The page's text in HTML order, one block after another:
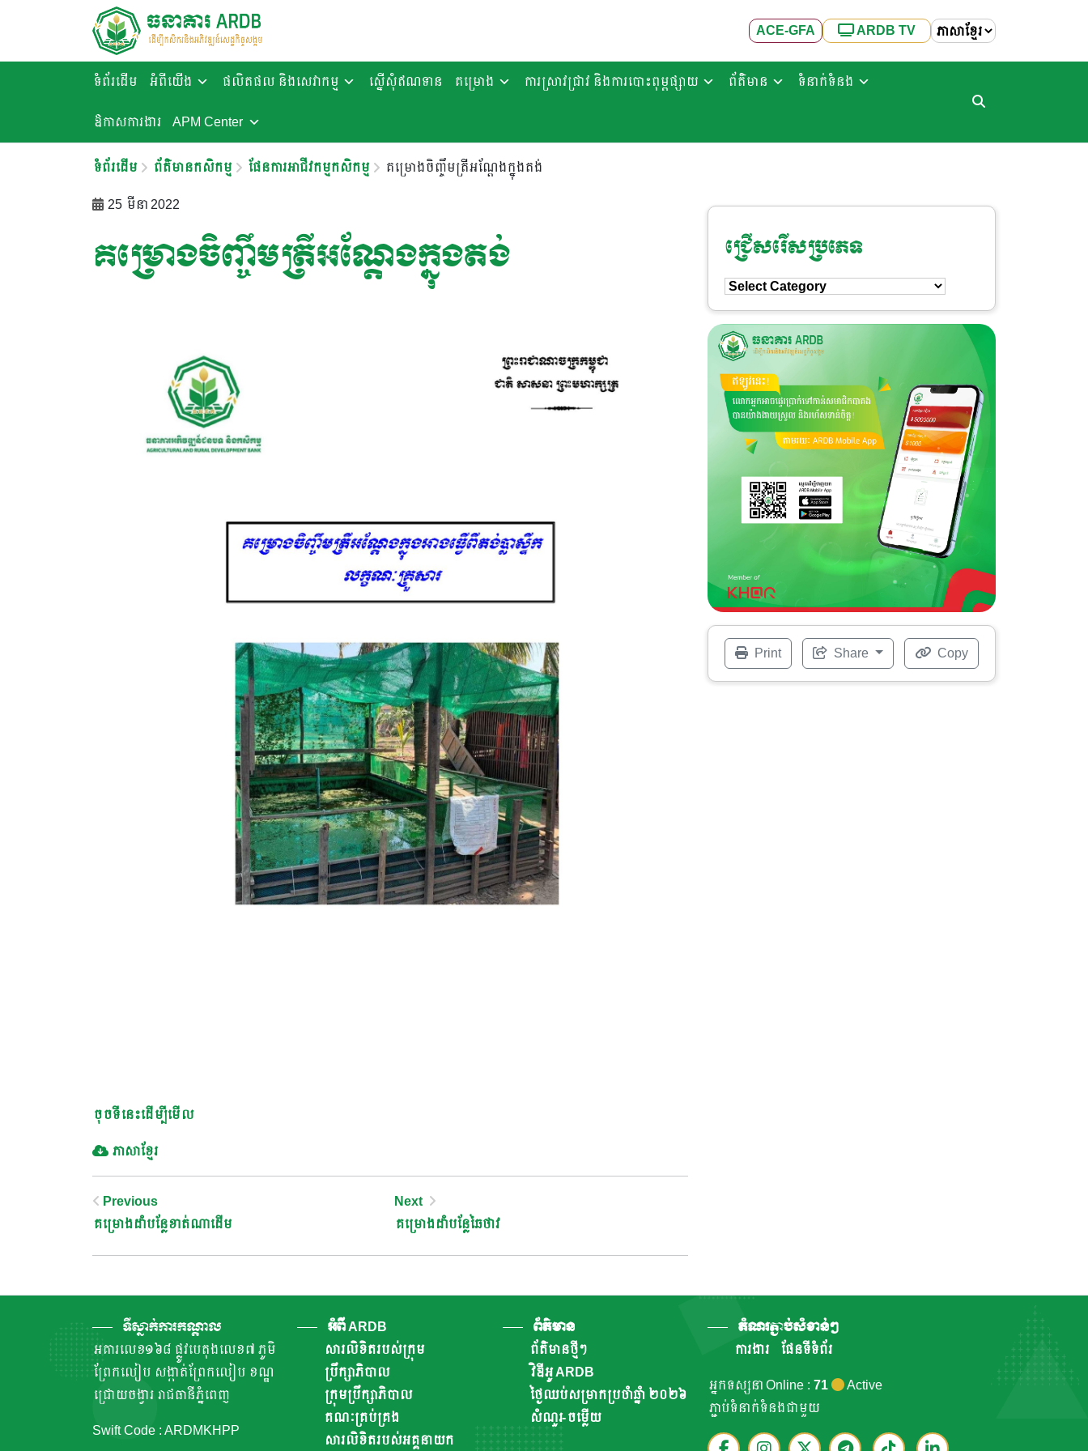
ACE-GFA ARDB TV
ទំព័រដើម អំពីយើង ផលិតផល និងសេវាកម្ម ស្នើសុំឥណទាន គម្រោង ការស្រាវជ្រាវ និងការបោះពុម្ពផ្សាយ ព័ត៌មាន ទំនាក់ទំនង
ឱកាសការងារ​ APM Center
ទំព័រដើម ព័ត៌មានកសិកម្ម ផែនការអាជីវកម្មកសិកម្ម គម្រោងចិញ្ចឹមត្រីអណ្តែងក្នុងតង់
25 មីនា 2022
គម្រោងចិញ្ចឹមត្រីអណ្តែងក្នុងតង់
ចុចទីនេះដើម្បីមើល
ភាសាខ្មែរ
Post
Navigation
Previous
គម្រោងដាំបន្លែខាត់ណាដើម
Next
គម្រោងដាំបន្លែឆៃថាវ
ជ្រើសរើសប្រភេទ
ជ្រើសរើស
ប្រភេទ
Print Share Copy
ទីស្នាក់ការកណ្តាល
អគារលេខ១៦៨ ផ្លូវបេតុងលេខ៧ ភូមិ
ព្រែកលៀប សង្កាត់ព្រែកលៀប ខណ្ឌ
ជ្រោយចង្វារ រាជធានីភ្នំពេញ
Swift Code : ARDMKHPP
អំពី ARDB
សារលិខិតរបស់ក្រុម
ប្រឹក្សាភិបាល
ក្រុមប្រឹក្សាភិបាល
គណៈគ្រប់គ្រង
សារលិខិតរបស់អគ្គនាយក
ព័ត៌មាន
ព័ត៌មានថ្មីៗ
វិឌីអូ ARDB
ថ្ងៃឈប់សម្រាកប្រចាំឆ្នាំ ២០២៦
សំណួរ-ចម្លើយ
តំណរភ្ជាប់សំខាន់ៗ
ការងារ
ផែនទីទំព័រ
អ្នកទស្សនា Online : 71
Active
ភ្ជាប់ទំនាក់ទំនងជាមួយ